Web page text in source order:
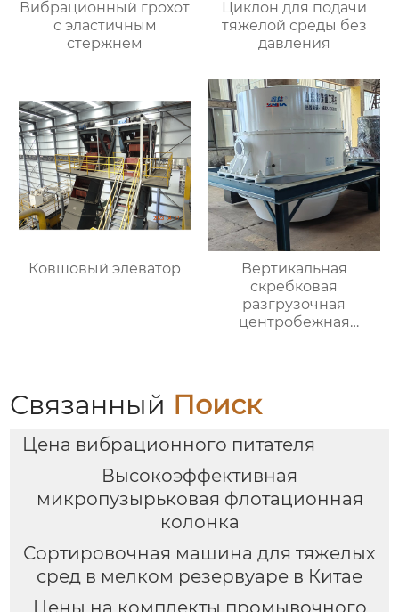
Вибрационный грохот
с эластичным
стержнем
Циклон для подачи
тяжелой среды без
давления
Ковшовый элеватор
Вертикальная
скребковая
разгрузочная
центробежная
Связанный Поиск
Цена вибрационного питателя
Высокоэффективная
микропузырьковая флотационная
колонка
Сортировочная машина для тяжелых
сред в мелком резервуаре в Китае
Цены на комплекты промывочного